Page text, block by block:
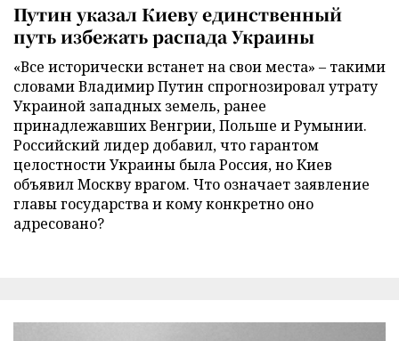
Путин указал Киеву единственный
путь избежать распада Украины
«Все исторически встанет на свои места» – такими
словами Владимир Путин спрогнозировал утрату
Украиной западных земель, ранее
принадлежавших Венгрии, Польше и Румынии.
Российский лидер добавил, что гарантом
целостности Украины была Россия, но Киев
объявил Москву врагом. Что означает заявление
главы государства и кому конкретно оно
адресовано?